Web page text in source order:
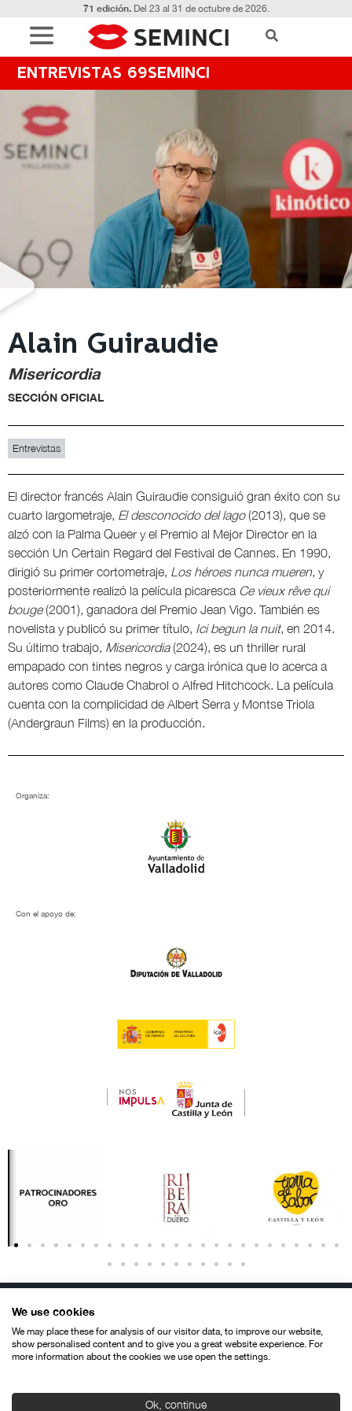
71 edición.Del 23 al 31 de octubre de 2026.
ENTREVISTAS 69SEMINCI
Alain Guiraudie
Misericordia
SECCIÓN OFICIAL
Entrevistas
El director francés Alain Guiraudie consiguió gran éxito con su
cuarto largometraje, El desconocido del lago(2013), que se
alzó con la Palma Queer y el Premio al Mejor Director en la
sección Un Certain Regard del Festival de Cannes. En 1990,
dirigió su primer cortometraje, Los héroes nunca mueren, y
posteriormente realizó la película picaresca Ce vieux rêve qui
bouge(2001), ganadora del Premio Jean Vigo. También es
novelista y publicó su primer título, Ici begun la nuit, en 2014.
Su último trabajo, Misericordia(2024), es un thriller rural
empapado con tintes negros y carga irónica que lo acerca a
autores como Claude Chabrol o Alfred Hitchcock. La película
cuenta con la complicidad de Albert Serra y Montse Triola
(Andergraun Films) en la producción.
Organiza:
Con el apoyo de:
© SEMINCI – Semana Internacional de Cine de Valladolid International
We use cookies
We may place these for analysis of our visitor data, to improve our website,
show personalised content and to give you a great website experience. For
more information about the cookies we use open the settings.
Ok, continue